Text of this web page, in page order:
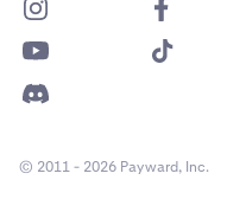
© 2011 - 2026 Payward, Inc.